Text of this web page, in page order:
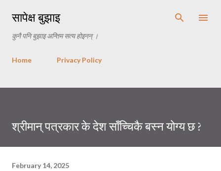
सापेक्ष बुझाइ
कुनै पनि बुझाइ अन्तिम सत्य होइनन् ।
Home Privacy Policy
श्रीमान् पत्रकार के देश साँच्चिकै बस्न योग्य छ ?
February 14, 2025